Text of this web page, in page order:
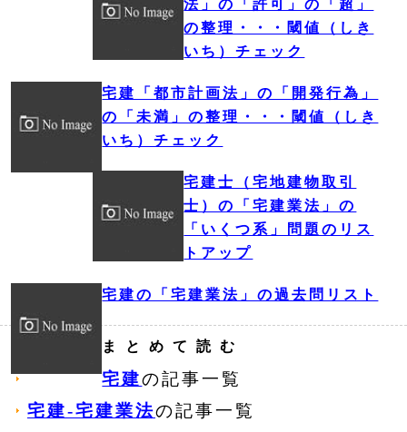
法」の「許可」の「超」
の整理・・・閾値（しき
いち）チェック
宅建「都市計画法」の「開発行為」
の「未満」の整理・・・閾値（しき
いち）チェック
宅建士（宅地建物取引
士）の「宅建業法」の
「いくつ系」問題のリス
トアップ
宅建の「宅建業法」の過去問リスト
まとめて読む
宅建の記事一覧
宅建‐宅建業法の記事一覧